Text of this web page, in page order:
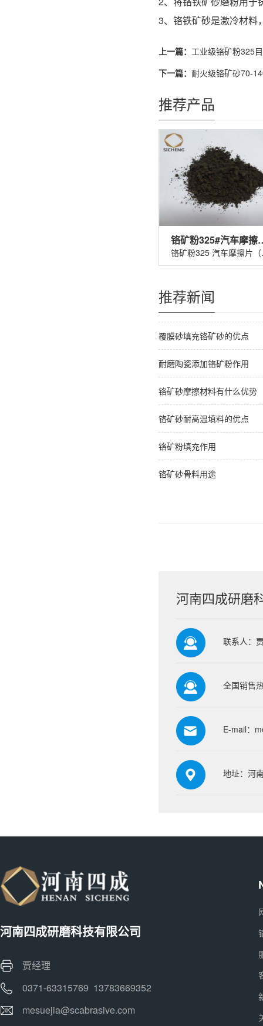
3、铬铁矿砂是激冷材料
上一篇： 工业级铬矿粉325目
下一篇： 耐火级铬矿砂70-
推荐产品
铬矿粉
铬矿
推荐新闻
覆膜砂填充铬矿砂的优点
耐磨陶瓷添加铬矿粉作用
铬矿砂摩擦材料有什么优势
铬矿砂耐高温填料的优点
铬矿粉填充作用
铬矿砂骨料用途
河南四成研磨
联系人：
全国销售
E-mail：
地址：河
河南四成研磨科技有限公司
贾经理
0371-63315769 13783669352
mesuejia@scabrasive.com